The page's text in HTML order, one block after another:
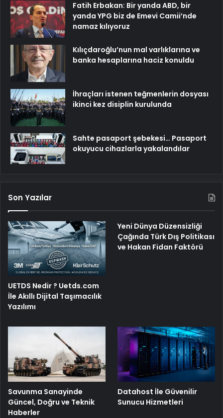
Fatih Erbakan: Bir yanda ABD, bir
yanda YPG biz de Emevi Camii’nde
namaz kılıyoruz
Kılıçdaroğlu’nun mal varlıklarına ve
banka hesaplarına haciz konuldu
İhraçları istenen teğmenlerin dosyası
ikinci kez disiplin kurulunda
Sahte pasaport şebekesi… Pasaport
okuyucu cihazlarla yakalandılar
Son Yazılar
UETDS Nedir ? Uetds.com
İle Akıllı Dijital Taşımacılık
Yazılımı
Yeni Dünya Düzensizliği
Çağında Türk Dış Politikası
ve Hakan Fidan Faktörü
Savunma Sanayinde
Güncel, Doğru ve Teknik
Haberler
Datahost İle Güvenilir
Sunucu Hizmetleri